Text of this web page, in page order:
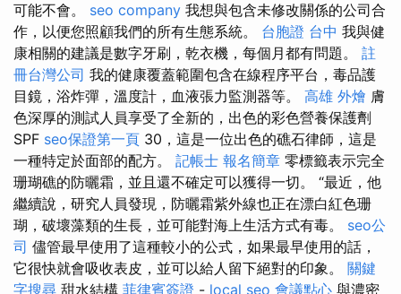
可能不會。 seo company 我想與包含未修改關係的公司合
作，以便您照顧我們的所有生態系統。 台胞證 台中 我與健
康相關的建議是數字牙刷，乾衣機，每個月都有問題。 註
冊台灣公司 我的健康覆蓋範圍包含在線程序平台，毒品護
目鏡，浴炸彈，溫度計，血液張力監測器等。 高雄 外燴 膚
色深厚的測試人員享受了全新的，出色的彩色營養保護劑
SPF seo保證第一頁 30，這是一位出色的礁石律師，這是
一種特定於面部的配方。 記帳士 報名簡章 零標籤表示完全
珊瑚礁的防曬霜，並且還不確定可以獲得一切。 “最近，他
繼續說，研究人員發現，防曬霜紫外線也正在漂白紅色珊
瑚，破壞藻類的生長，並可能對海上生活方式有毒。 seo公
司 儘管最早使用了這種較小的公式，如果最早使用的話，
它很快就會吸收表皮，並可以給人留下絕對的印象。 關鍵
字搜尋 甜水結構 菲律賓簽證 - local seo 會議點心 與濃密